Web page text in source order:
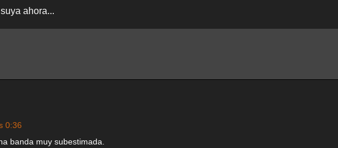
ahora...
0:36
banda muy subestimada.